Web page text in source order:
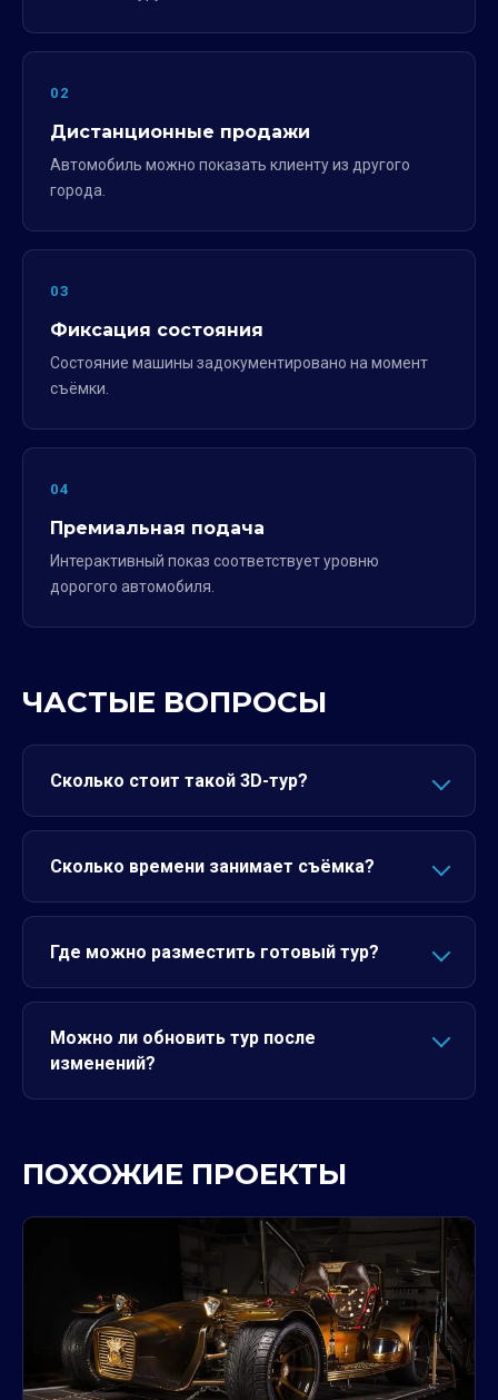
02
Дистанционные продажи
Автомобиль можно показать клиенту из другого
города.
03
Фиксация состояния
Состояние машины задокументировано на момент
съёмки.
04
Премиальная подача
Интерактивный показ соответствует уровню
дорогого автомобиля.
ЧАСТЫЕ ВОПРОСЫ
Сколько стоит такой 3D-тур?
Сколько времени занимает съёмка?
Где можно разместить готовый тур?
Можно ли обновить тур после
изменений?
ПОХОЖИЕ ПРОЕКТЫ